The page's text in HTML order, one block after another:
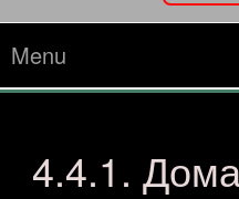
Menu
4.4.1.